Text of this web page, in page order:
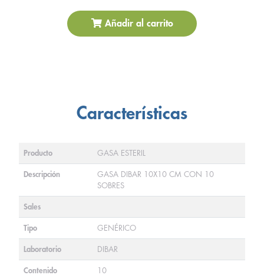
Añadir al carrito
Características
Producto GASA ESTERIL
Descripción
GASA DIBAR 10X10 CM CON 10
SOBRES
Sales
Tipo GENÉRICO
Laboratorio DIBAR
Contenido 10